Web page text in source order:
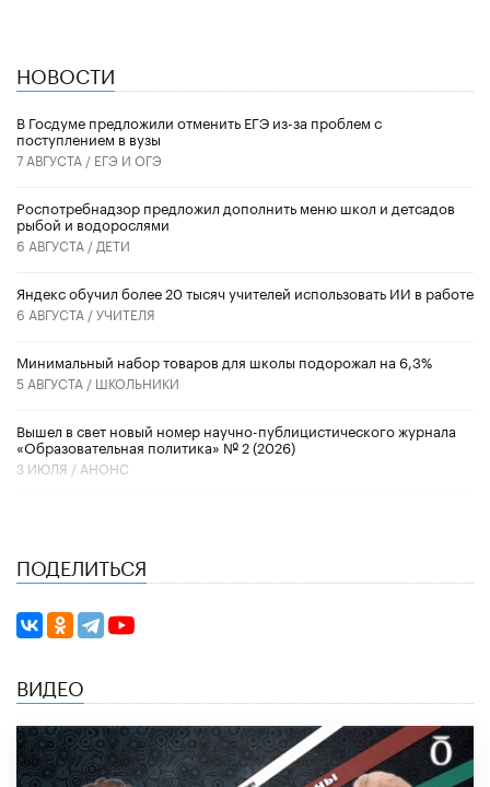
НОВОСТИ
В Госдуме предложили отменить ЕГЭ из-за проблем с
поступлением в вузы
7 АВГУСТА / ЕГЭ И ОГЭ
Роспотребнадзор предложил дополнить меню школ и детсадов
рыбой и водорослями
6 АВГУСТА / ДЕТИ
​Яндекс обучил более 20 тысяч учителей использовать ИИ в работе
6 АВГУСТА /УЧИТЕЛЯ
Минимальный набор товаров для школы подорожал на 6,3%
5 АВГУСТА / ШКОЛЬНИКИ
Вышел в свет новый номер научно-публицистического журнала
«Образовательная политика» № 2 (2026)
3 ИЮЛЯ / АНОНС
ПОДЕЛИТЬСЯ
ВИДЕО